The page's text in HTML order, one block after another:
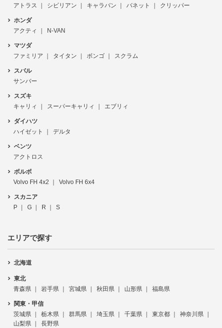
アトラス
シビリアン キャラバン バネット クリッパー
ホンダ
アクティ
N-VAN
マツダ
ファミリア
タイタン ボンゴ スクラム
スバル
サンバー
スズキ
キャリィ
スーパーキャリィ エブリィ
ダイハツ
ハイゼット
デルタ
ベンツ
アクトロス
ボルボ
Volvo FH 4x2
Volvo FH 6x4
スカニア
P
G R S
エリアで探す
北海道
東北
青森県
岩手県 宮城県 秋田県 山形県 福島県
関東・甲信
茨城県
栃木県 群馬県 埼玉県 千葉県 東京都
神奈川県
山梨県
長野県